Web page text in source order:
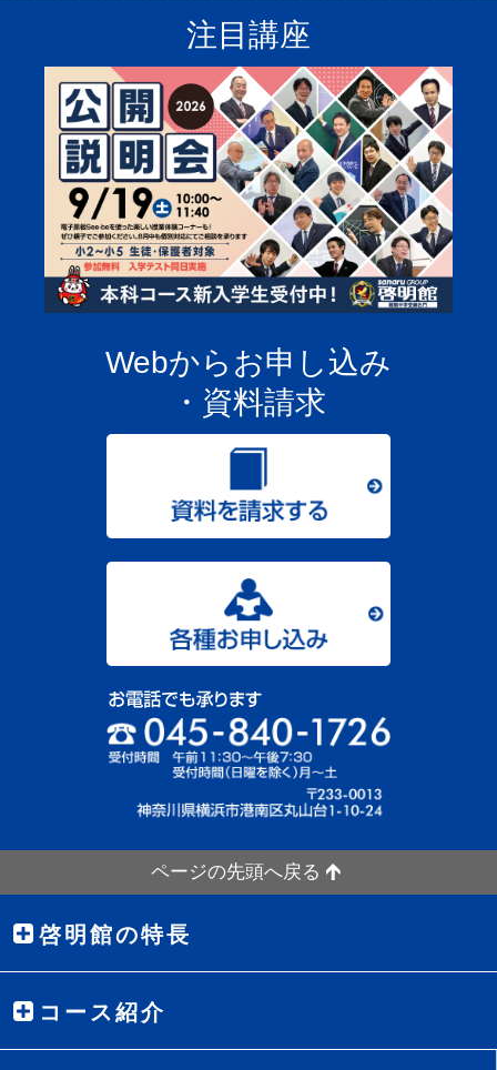
注目講座
Webからお申し込み
・資料請求
ページの先頭へ戻る
啓明館の特長
コース紹介